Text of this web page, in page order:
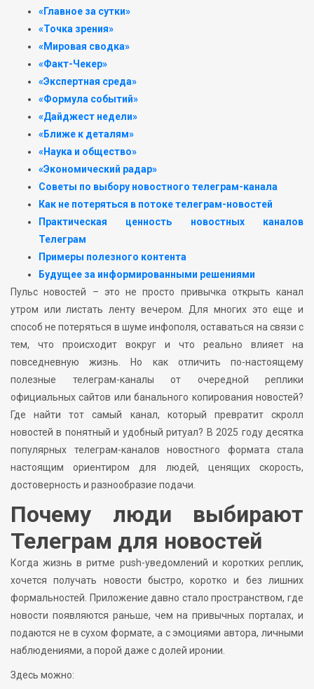
«Главное за сутки»
«Точка зрения»
«Мировая сводка»
«Факт-Чекер»
«Экспертная среда»
«Формула событий»
«Дайджест недели»
«Ближе к деталям»
«Наука и общество»
«Экономический радар»
Советы по выбору новостного телеграм-канала
Как не потеряться в потоке телеграм-новостей
Практическая ценность новостных каналов
Телеграм
Примеры полезного контента
Будущее за информированными решениями
Пульс новостей – это не просто привычка открыть канал
утром или листать ленту вечером. Для многих это еще и
способ не потеряться в шуме инфополя, оставаться на связи с
тем, что происходит вокруг и что реально влияет на
повседневную жизнь. Но как отличить по-настоящему
полезные телеграм-каналы от очередной реплики
официальных сайтов или банального копирования новостей?
Где найти тот самый канал, который превратит скролл
новостей в понятный и удобный ритуал? В 2025 году десятка
популярных телеграм-каналов новостного формата стала
настоящим ориентиром для людей, ценящих скорость,
достоверность и разнообразие подачи.
Почему люди выбирают
Телеграм для новостей
Когда жизнь в ритме push-уведомлений и коротких реплик,
хочется получать новости быстро, коротко и без лишних
формальностей. Приложение давно стало пространством, где
новости появляются раньше, чем на привычных порталах, и
подаются не в сухом формате, а с эмоциями автора, личными
наблюдениями, а порой даже с долей иронии.
Здесь можно: